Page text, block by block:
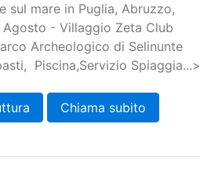
sul mare in Puglia, Abruzzo,
- Villaggio Zeta Club
Archeologico di Selinunte
Piscina,Servizio Spiaggia...>
Chiama subito